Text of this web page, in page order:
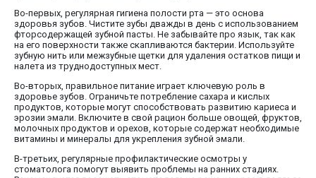
Во-первых, регулярная гигиена полости рта — это основа
здоровья зубов. Чистите зубы дважды в день с использованием
фторсодержащей зубной пасты. Не забывайте про язык, так как
на его поверхности также скапливаются бактерии. Используйте
зубную нить или межзубные щетки для удаления остатков пищи и
налета из труднодоступных мест.
Во-вторых, правильное питание играет ключевую роль в
здоровье зубов. Ограничьте потребление сахара и кислых
продуктов, которые могут способствовать развитию кариеса и
эрозии эмали. Включите в свой рацион больше овощей, фруктов,
молочных продуктов и орехов, которые содержат необходимые
витамины и минералы для укрепления зубной эмали.
В-третьих, регулярные профилактические осмотры у
стоматолога помогут выявить проблемы на ранних стадиях.